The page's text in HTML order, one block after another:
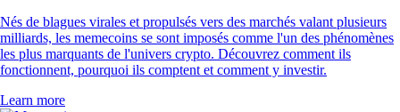
Nés de blagues virales et propulsés vers des marchés valant plusieurs
milliards, les memecoins se sont imposés comme l'un des phénomènes
les plus marquants de l'univers crypto. Découvrez comment ils
fonctionnent, pourquoi ils comptent et comment y investir.
Learn more